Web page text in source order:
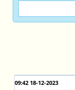
18-12-2023 09:42